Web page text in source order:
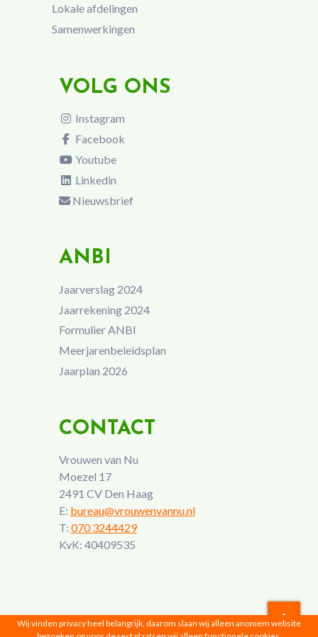
Lokale afdelingen
Samenwerkingen
VOLG ONS
Instagram
Facebook
Youtube
Linkedin
Nieuwsbrief
ANBI
Jaarverslag 2024
Jaarrekening 2024
Formulier ANBI
Meerjarenbeleidsplan
Jaarplan 2026
CONTACT
Vrouwen van Nu
Moezel 17
2491 CV Den Haag
E: bureau@vrouwenvannu.nl
T: 070 3244429
KvK: 40409535
Wij vinden privacy heel belangrijk, daarom slaan wij alleen anoniem website